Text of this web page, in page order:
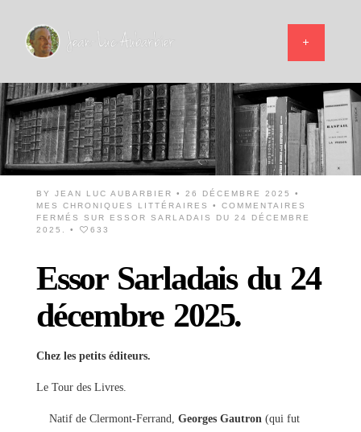
BY JEAN LUC AUBARBIER
• 26 DÉCEMBRE 2025 •
MES CHRONIQUES LITTÉRAIRES
• COMMENTAIRES
FERMÉS
SUR ESSOR SARLADAIS DU 24 DÉCEMBRE
2025.
• 633
Essor Sarladais du 24
décembre 2025.
Chez les petits éditeurs.
Le Tour des Livres.
Natif de Clermont-Ferrand, Georges Gautron (qui fut